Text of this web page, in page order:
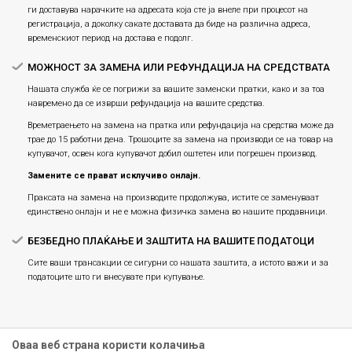
ги доставува нарачките на адресата која сте ја внеле при процесот на
регистрација, а доколку сакате доставата да биде на различна адреса,
временскиот период на достава е подолг.
МОЖНОСТ ЗА ЗАМЕНА ИЛИ РЕФУНДАЦИЈА НА СРЕДСТВАТА
Нашата служба ќе се погрижи за вашите заменски пратки, како и за тоа
навремено да се изврши рефундација на вашите средства.
Времетраењето на замена на пратка или рефундацијa на средства може да
трае до 15 работни дена. Трошоците за замена на производи се на товар на
купувачот, освен кога купувачот добил оштетен или погрешен производ.
Замените се прават исклучиво онлајн.
Праксата на замена на производите продолжува, истите се заменуваат
единствено онлајн и не е можна физичка замена во нашите продавници.
БЕЗБЕДНО ПЛАЌАЊЕ И ЗАШТИТА НА ВАШИТЕ ПОДАТОЦИ
Сите ваши трансакции се сигурни со нашата заштита, а истото важи и за
податоците што ги внесувате при купување.
Оваа веб страна користи колачиња